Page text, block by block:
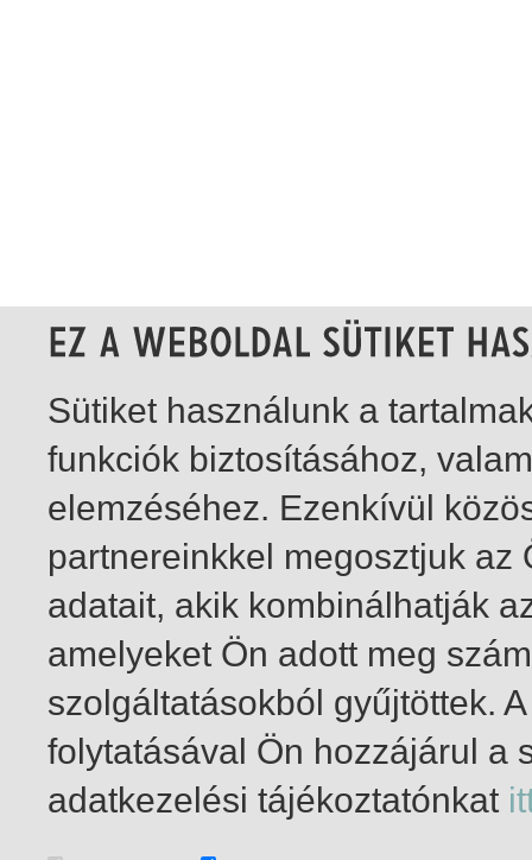
1-6 / összesen 6 találat
Sütiket használunk a
funkciók biztosításához,
elemzéséhez. Ezenkívül
partnereinkkel megosztjuk
adatait, akik kombinálhatják
amelyeket Ön adott meg
szolgáltatásokból gyűjtöttek.
folytatásával Ön hozzájárul a
adatkezelési tájékoztatónkat